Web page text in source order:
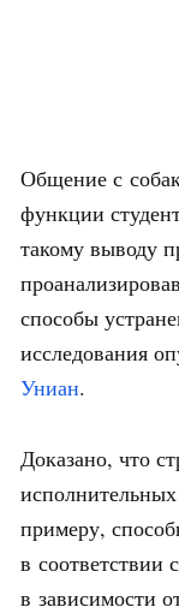
Общение с
функции
такому выводу
способы
исследования
Униан.
Доказано, что
примеру,
в соответствии
в зависимости